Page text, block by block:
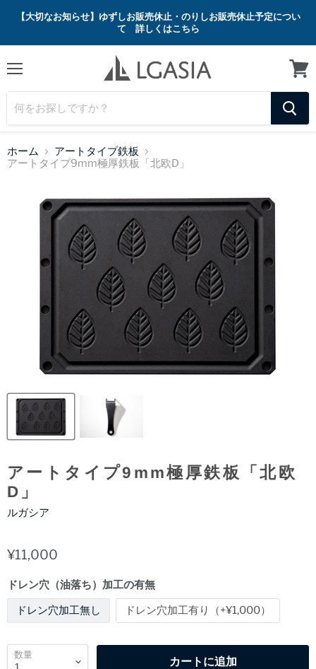
【大切なお知らせ】ゆずしお販売休止・のりしお販売休止予定につい
て 詳しくはこちら
ニ
ュ
ー
ー
ト
を
見
ホーム
アートタイプ鉄板
アートタイプ9mm極厚鉄板「北欧D」
アートタイプ9mm極厚鉄板「北欧
D」
ルガシア
¥11,000
ドレン穴（油落ち）加工の有無
ドレン穴加工無し
ドレン穴加工有り（+¥1,000）
数量
カートに追加